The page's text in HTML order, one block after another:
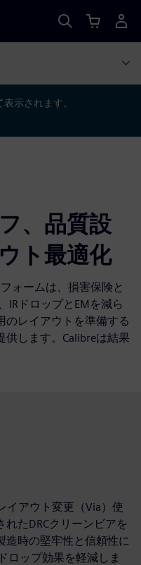
示されます。
、品質設
ト最適化
ォームは、損害保険と
IRドロップとEMを減ら
のレイアウトを準備する
供します。Calibreは結果
イアウト変更（Via）使
たDRCクリーンビアを
造時の堅牢性と信頼性に
ロップ効果を軽減しま